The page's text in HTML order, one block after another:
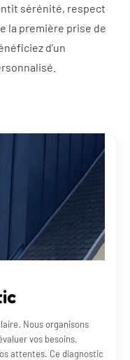
sérénité, respect
la première prise de
d’un
Nous organisons
vos besoins,
attentes. Ce diagnostic